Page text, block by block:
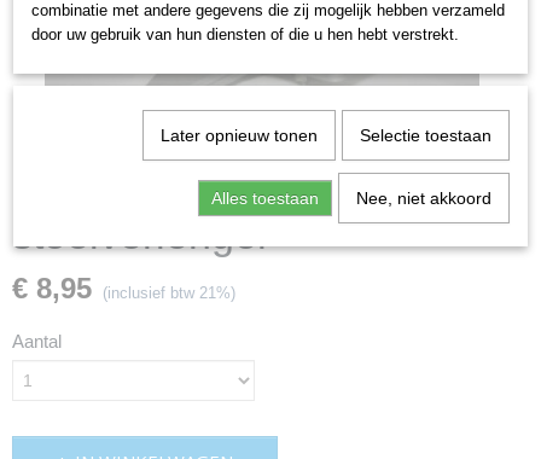
stoelverlenger
€ 8,95 (inclusief btw 21%)
Aantal
combinatie met andere gegevens die zij mogelijk hebben verzameld
door uw gebruik van hun diensten of die u hen hebt verstrekt.
Later opnieuw tonen Selectie toestaan
Alles toestaan Nee, niet akkoord